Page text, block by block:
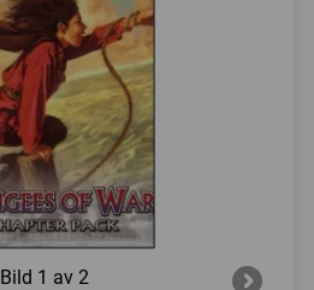
Bild 1 av 2